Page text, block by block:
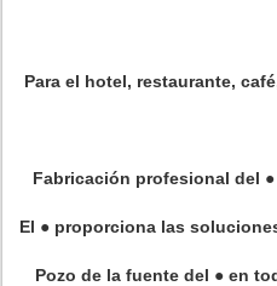
Para el hotel, restaurante,
Fabricación profesional del
El ● proporciona las
Pozo de la fuente del ● en